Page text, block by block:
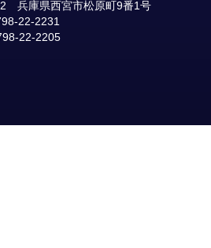
兵庫県西宮市松原町9番1号
22-2231
22-2205